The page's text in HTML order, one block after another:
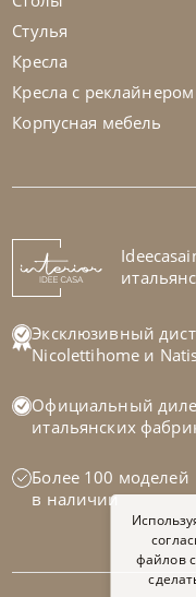
Кровать
На заказ 45-90
Стулья
Кресла
Кресла с реклайнером
Корпусная мебель
Эксклюзивный
Nicolettihome и
Официальный
итальянских
Более 100 моделей
в наличии
файлов